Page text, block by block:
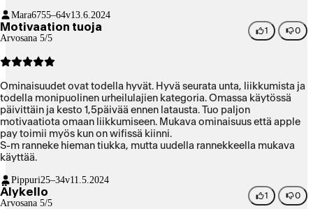
Mara6755–64v13.6.2024
Motivaation tuoja
Arvosana 5/5
1 0
Ominaisuudet ovat todella hyvät. Hyvä seurata unta, liikkumista ja
todella monipuolinen urheilulajien kategoria. Omassa käytössä
päivittäin ja kesto 1,5päivää ennen latausta. Tuo paljon
motivaatiota omaan liikkumiseen. Mukava ominaisuus että apple
pay toimii myös kun on wifissä kiinni.
S-m ranneke hieman tiukka, mutta uudella rannekkeella mukava
käyttää.
Pippuri25–34v11.5.2024
Älykello
Arvosana 5/5
1 0